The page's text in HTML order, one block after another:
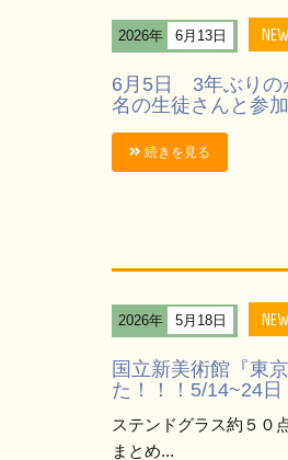
2026年 6月13日
6月5日 3年ぶりの
名の生徒さんと参
続きを見る
2026年 5月18日
国立新美術館『東
た！！！5/14~24日
ステンドグラス約５０
まとめ...